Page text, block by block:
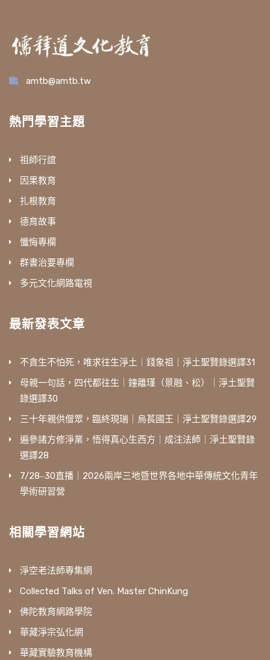
amtb@amtb.tw
熱門學習主題
祖師行誼
因果教育
扎根教育
德育故事
懺悔專欄
群書治要專欄
多元文化網路電視
最新發表文章
不貪生不怕死，唯求往生淨土｜錢象祖｜淨土聖賢錄選譯31
母親一句話，四代都往生｜鐘離瑾（景融、松）｜淨土聖賢
錄選譯30
三十年親供僧眾，臨終現瑞｜烏萇國王｜淨土聖賢錄選譯29
遍參諸方修淨業，悟得真心生西方｜成注法師｜淨土聖賢錄
選譯28
7/28‒30直播｜2026兩岸三地暨世界各地中華傳統文化青年
學術研習營
相關學習網站
淨空老法師專集網
Collected Talks of Ven. Master ChinKung
佛陀教育網路學院
華藏淨宗弘化網
華藏實驗教育機構